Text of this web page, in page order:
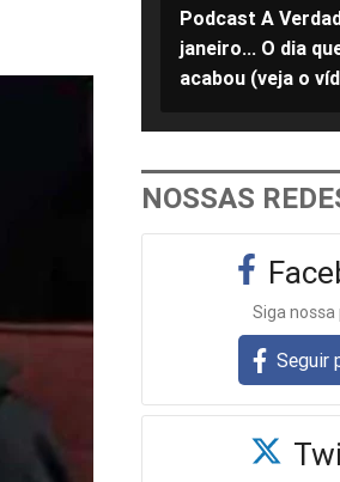
Podcast A
janeiro... O dia
acabou (veja o
NOSSAS
Siga nossa
Seguir